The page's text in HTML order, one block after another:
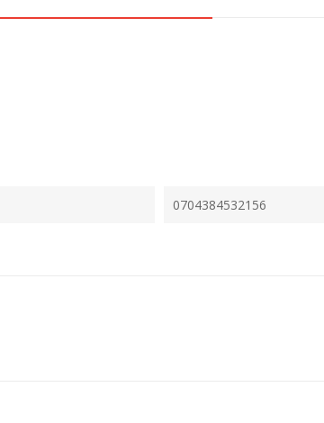
0704384532156